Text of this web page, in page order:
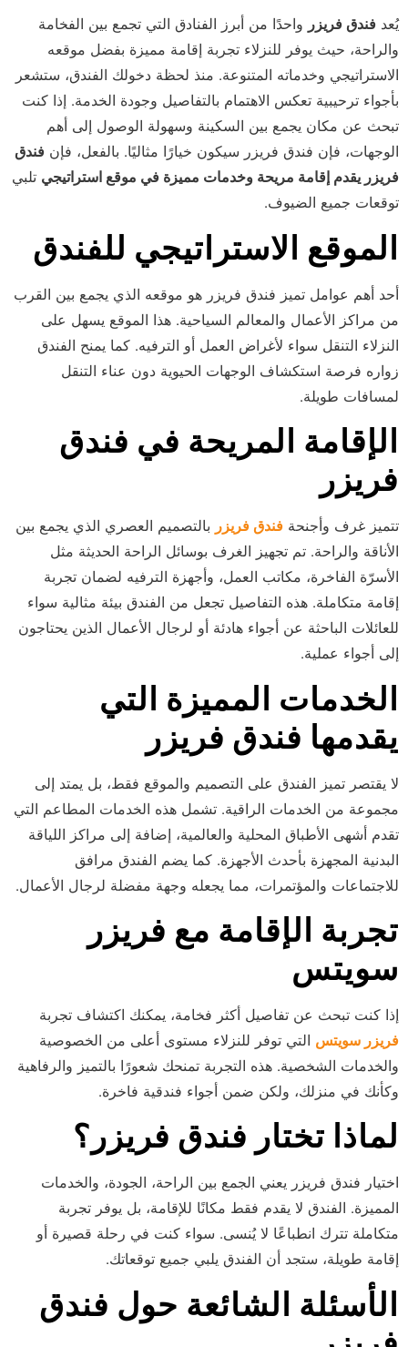
يُعد فندق فريزر
واحدًا من أبرز الفنادق التي تجمع بين الفخامة
والراحة، حيث يوفر للنزلاء تجربة إقامة مميزة بفضل موقعه
الاستراتيجي وخدماته المتنوعة. منذ لحظة دخولك الفندق، ستشعر
بأجواء ترحيبية تعكس الاهتمام بالتفاصيل وجودة الخدمة. إذا كنت
تبحث عن مكان يجمع بين السكينة وسهولة الوصول إلى أهم
الوجهات، فإن فندق فريزر سيكون خيارًا مثاليًا. بالفعل، فإن فندق
فريزر يقدم إقامة مريحة وخدمات مميزة في موقع استراتيجي تلبي
توقعات جميع الضيوف.
الموقع الاستراتيجي للفندق
أحد أهم عوامل تميز فندق فريزر هو موقعه الذي يجمع بين القرب
من مراكز الأعمال والمعالم السياحية. هذا الموقع يسهل على
النزلاء التنقل سواء لأغراض العمل أو الترفيه. كما يمنح الفندق
زواره فرصة استكشاف الوجهات الحيوية دون عناء التنقل
لمسافات طويلة.
الإقامة المريحة في فندق
فريزر
تتميز غرف وأجنحة فندق فريزر
بالتصميم العصري الذي يجمع بين
الأناقة والراحة. تم تجهيز الغرف بوسائل الراحة الحديثة مثل
الأسرّة الفاخرة، مكاتب العمل، وأجهزة الترفيه لضمان تجربة
إقامة متكاملة. هذه التفاصيل تجعل من الفندق بيئة مثالية سواء
للعائلات الباحثة عن أجواء هادئة أو لرجال الأعمال الذين يحتاجون
إلى أجواء عملية.
الخدمات المميزة التي
يقدمها فندق فريزر
لا يقتصر تميز الفندق على التصميم والموقع فقط، بل يمتد إلى
مجموعة من الخدمات الراقية. تشمل هذه الخدمات المطاعم التي
تقدم أشهى الأطباق المحلية والعالمية، إضافة إلى مراكز اللياقة
البدنية المجهزة بأحدث الأجهزة. كما يضم الفندق مرافق
للاجتماعات والمؤتمرات، مما يجعله وجهة مفضلة لرجال الأعمال.
تجربة الإقامة مع فريزر
سويتس
إذا كنت تبحث عن تفاصيل أكثر فخامة، يمكنك اكتشاف تجربة
فريزر سويتس التي توفر للنزلاء مستوى أعلى من الخصوصية
والخدمات الشخصية. هذه التجربة تمنحك شعورًا بالتميز والرفاهية
وكأنك في منزلك، ولكن ضمن أجواء فندقية فاخرة.
لماذا تختار فندق فريزر؟
اختيار فندق فريزر يعني الجمع بين الراحة، الجودة، والخدمات
المميزة. الفندق لا يقدم فقط مكانًا للإقامة، بل يوفر تجربة
متكاملة تترك انطباعًا لا يُنسى. سواء كنت في رحلة قصيرة أو
إقامة طويلة، ستجد أن الفندق يلبي جميع توقعاتك.
الأسئلة الشائعة حول فندق